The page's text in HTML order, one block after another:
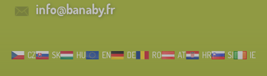
info@banaby.fr
CZ SK HU EN DE RO AT HR SI IE